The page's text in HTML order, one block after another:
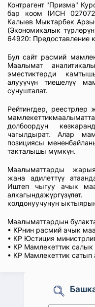
Контрагент "Призма"
бар коом (ИСН
Калыев Мыктарбек
(Экономикалык
64920: Предоставление
Бул сайт расмий
Маалымат
эместиктерди
алууүчүн тиешелүү
сунушталат.
Рейтингдер, реестрлер
долбоордун
чагылдырат. Алар
позициясы
такталышы мүмкүн.
Маалыматтарды
жана адилеттүү
Иштеп чыгуу ачык
колдонуучунун
Маалыматтардын
• КРнин расмий ачык
• КР Юстиция
• КР Мамлекеттик
• КР Мамлекеттик